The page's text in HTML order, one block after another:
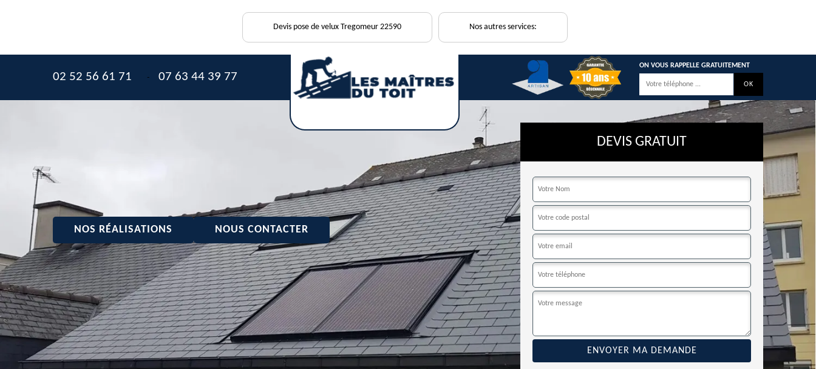
Devis pose de velux Tregomeur 22590 Nos autres services:
02 52 56 61 71 - 07 63 44 39 77
ON VOUS RAPPELLE GRATUITEMENT
NOS RÉALISATIONS NOUS CONTACTER
DEVIS GRATUIT